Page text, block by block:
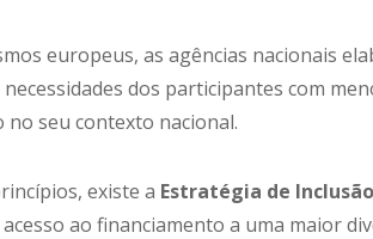
europeus, as agências nacionais
dos participantes com
seu contexto nacional.
existe a Estratégia de
ao financiamento a uma maior